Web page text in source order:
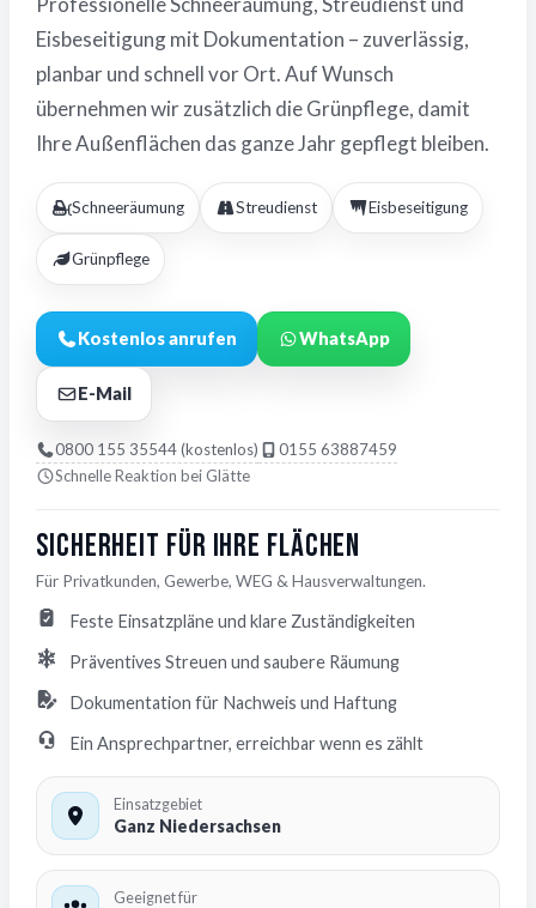
Eisbeseitigung mit Dokumentation – zuverlässig,
planbar und schnell vor Ort. Auf Wunsch
übernehmen wir zusätzlich die Grünpflege, damit
Ihre Außenflächen das ganze Jahr gepflegt bleiben.
Schneeräumung Streudienst Eisbeseitigung
Grünpflege
Kostenlos anrufen WhatsApp
E-Mail
0800 155 35544 (kostenlos)
0155 63887459
Schnelle Reaktion bei Glätte
Sicherheit für Ihre Flächen
Für Privatkunden, Gewerbe, WEG & Hausverwaltungen.
Feste Einsatzpläne und klare Zuständigkeiten
Präventives Streuen und saubere Räumung
Dokumentation für Nachweis und Haftung
Ein Ansprechpartner, erreichbar wenn es zählt
Einsatzgebiet
Ganz Niedersachsen
Geeignet für